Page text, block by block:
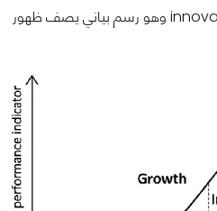
هناك ما يعرف بـ innovation s curve وهو رسم بياني يصف ظهور